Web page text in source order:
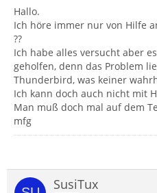
Hallo.
Ich höre immer nur von Hilfe
??
Ich habe alles versucht aber
geholfen, denn das Problem
Thunderbird, was keiner
Ich kann doch auch nicht mit
Man muß doch mal auf dem
mfg
SusiTux